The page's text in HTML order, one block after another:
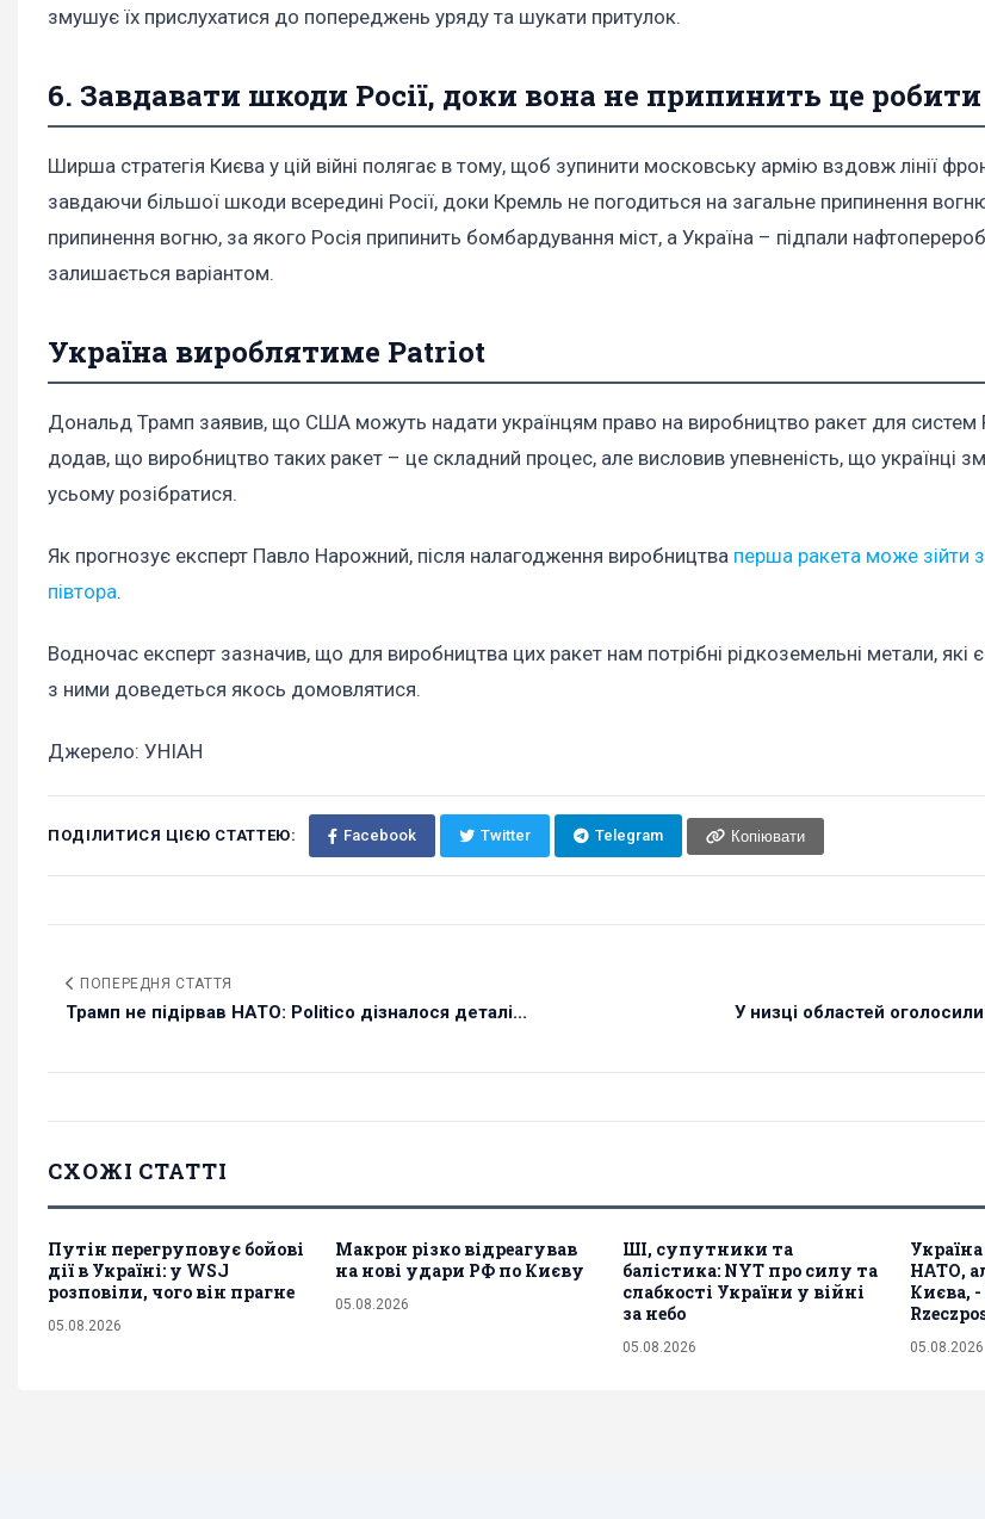
змушує їх прислухатися до попереджень уряду та шукати притулок.
6. Завдавати шкоди Росії, доки вона не припинить це робити
Ширша стратегія Києва у цій війні полягає в тому, щоб зупинити московську армію вздовж лінії
завдаючи більшої шкоди всередині Росії, доки Кремль не погодиться на загальне припинення
припинення вогню, за якого Росія припинить бомбардування міст, а Україна – підпали
залишається варіантом.
Україна вироблятиме Patriot
Дональд Трамп заявив, що США можуть надати українцям право на виробництво ракет для систем
додав, що виробництво таких ракет – це складний процес, але висловив упевненість, що українці
усьому розібратися.
Як прогнозує експерт Павло Нарожний, після налагодження виробництва перша ракета може зійти
півтора.
Водночас експерт зазначив, що для виробництва цих ракет нам потрібні рідкоземельні метали,
з ними доведеться якось домовлятися.
Джерело: УНІАН
ПОДІЛИТИСЯ ЦІЄЮ СТАТТЕЮ: Facebook Twitter Telegram Копіювати
ПОПЕРЕДНЯ СТАТТЯ
Трамп не підірвав НАТО: Politico дізналося деталі... У низці областей
СХОЖІ СТАТТІ
Путін перегруповує бойові
дії в Україні: у WSJ
розповіли, чого він прагне
05.08.2026
Макрон різко відреагував
на нові удари РФ по Києву
05.08.2026
ШІ, супутники та
балістика: NYT про силу та
слабкості України у війні
за небо
05.08.2026
НАТО,
Києва,
05.08.2026